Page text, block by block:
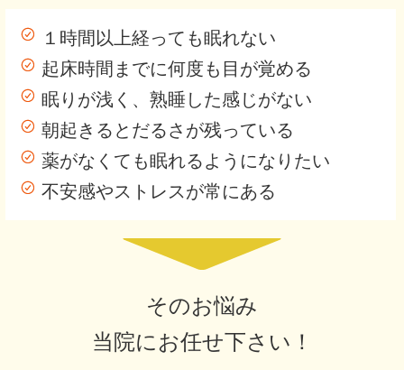
１時間以上経っても眠れない
起床時間までに何度も目が覚める
眠りが浅く、熟睡した感じがない
朝起きるとだるさが残っている
薬がなくても眠れるようになりたい
不安感やストレスが常にある
そのお悩み
当院にお任せ下さい！